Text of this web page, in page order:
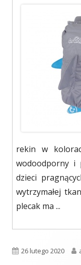
rekin w
wodoodporny i
dzieci
wytrzymałej
plecak ma ...
Opublikowano
26 lutego 2020